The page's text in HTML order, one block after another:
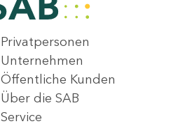
Privatpersonen
Unternehmen
Öffentliche Kunden
Über die SAB
Service